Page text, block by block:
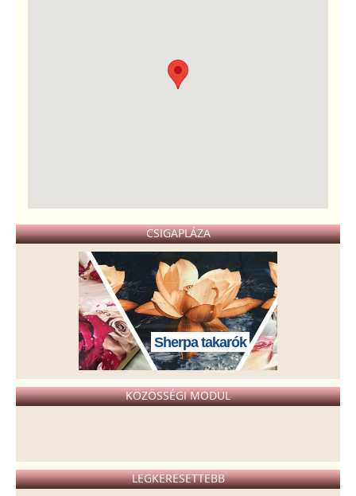
CSIGAPLÁZA
Sherpa takarók
KÖZÖSSÉGI MODUL
LEGKERESETTEBB